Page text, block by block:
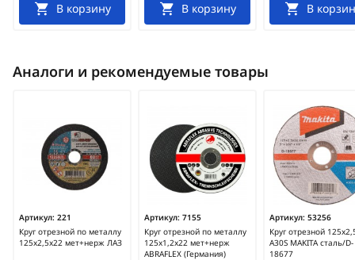
В корзину В корзину В
Аналоги и рекомендуемые товары
Артикул: 221
Круг отрезной по металлу
125х2,5х22 мет+нерж ЛАЗ
Артикул: 7155
Круг отрезной по металлу
125х1,2х22 мет+нерж
ABRAFLEX (Германия)
Артикул: 53256
Круг отрезной
A30S MAKITA сталь/D-
18677